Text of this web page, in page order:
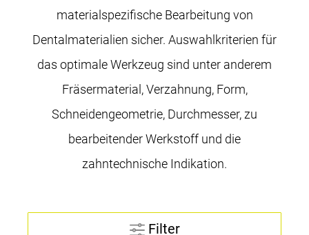
materialspezifische Bearbeitung von
Dentalmaterialien sicher. Auswahlkriterien für
das optimale Werkzeug sind unter anderem
Fräsermaterial, Verzahnung, Form,
Schneidengeometrie, Durchmesser, zu
bearbeitender Werkstoff und die
zahntechnische Indikation.
Filter